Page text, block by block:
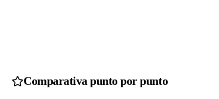
Comparativa punto por punto